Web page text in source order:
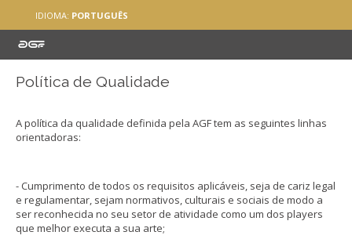
IDIOMA: PORTUGUÊS
Política de Qualidade
A política da qualidade definida pela AGF tem as seguintes linhas
orientadoras:
- Cumprimento de todos os requisitos aplicáveis, seja de cariz legal
e regulamentar, sejam normativos, culturais e sociais de modo a
ser reconhecida no seu setor de atividade como um dos players
que melhor executa a sua arte;